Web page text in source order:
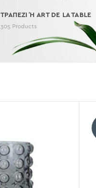
ΤΡΑΠΕΖΙ Ή ART DE LA TABLE
305 Products